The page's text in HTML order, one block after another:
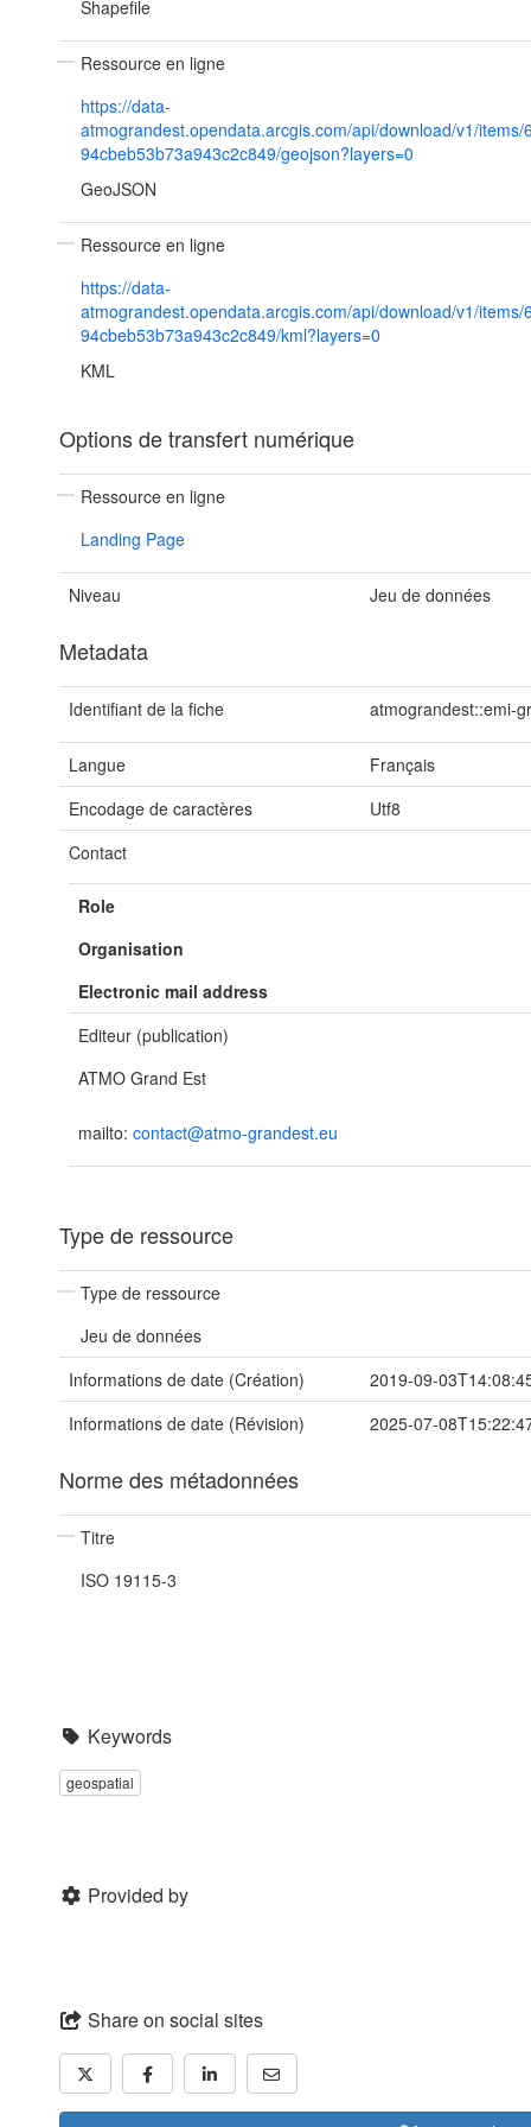
Shapefile
Ressource en ligne
https://data-
atmograndest.opendata.arcgis.com/api/download/v1/items/
94cbeb53b73a943c2c849/geojson?layers=0
GeoJSON
Ressource en ligne
https://data-
atmograndest.opendata.arcgis.com/api/download/v1/items/
94cbeb53b73a943c2c849/kml?layers=0
KML
Options de transfert numérique
Ressource en ligne
Landing Page
Niveau Jeu de données
Metadata
Identifiant de la fiche atmograndest::emi-
Langue
Français
Encodage de caractères
Utf8
Contact
Role
Organisation
Electronic mail address
Editeur (publication)
ATMO Grand Est
mailto: contact@atmo-grandest.eu
Type de ressource
Type de ressource
Jeu de données
Informations de date (Création)
2019-09-
Informations de date (Révision)
2025-07-
Norme des métadonnées
Titre
ISO 19115-3
Keywords
geospatial
Provided by
Share on social sites